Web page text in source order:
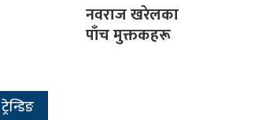
नवराज खरेलका
पाँच मुक्तकहरू
ट्रेन्डिङ